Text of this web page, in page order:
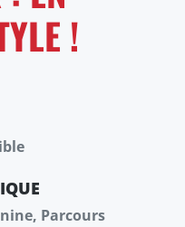
!
Parcours